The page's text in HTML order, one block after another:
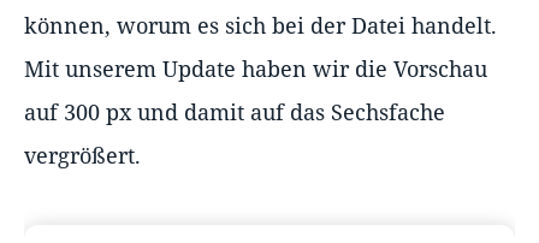
können, worum es sich bei der Datei handelt.
Mit unserem Update haben wir die Vorschau
auf 300 px und damit auf das Sechsfache
vergrößert.